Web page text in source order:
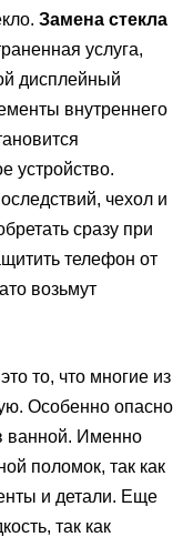
Замена стекла
услуга,
дисплейный
внутреннего
устройство.
чехол и
сразу при
телефон от
возьмут
то, что многие из
Особенно опасно
ванной. Именно
поломок, так как
и детали. Еще
так как